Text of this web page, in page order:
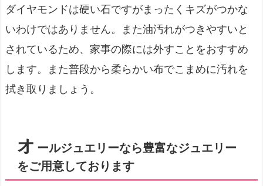
ダイヤモンドは硬い石ですがまったくキズがつかな
いわけではありません。また油汚れがつきやすいと
されているため、家事の際には外すことをおすすめ
します。また普段から柔らかい布でこまめに汚れを
拭き取りましょう。
オ ールジュエリーなら豊富なジュエリー
をご用意しております